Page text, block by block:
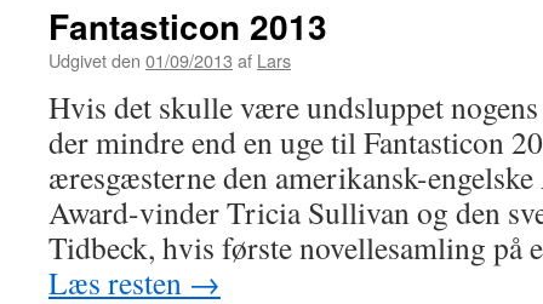
Fantasticon 2013
Udgivet den 01/09/2013 af Lars
Hvis det skulle være undsluppet
der mindre end en uge til Fantasticon
æresgæsterne den amerikansk-
Award-vinder Tricia Sullivan og den
Tidbeck, hvis første novellesamling på
Læs resten →